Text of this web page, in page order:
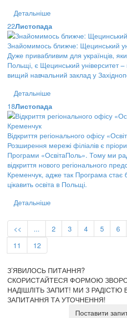
Детальніше
22Листопада
Знайомимось ближче: Щецинський
Дуже привабливим для українців,
Польщі, є Щецинський університет
вищий навчальний заклад у
Детальніше
18Листопада
Відкриття регіонального офісу
Розширення мережі філіалів є
Програми «ОсвітаПоль». Тому ми
відкриття нового регіонального
Кременчук, адже так Програма стає
цікавить освіта в Польщі.
Детальніше
<< ... 2 3 4 5 6
11
12
З’ЯВИЛОСЬ ПИТАННЯ?
СКОРИСТАЙТЕСЯ ФОРМОЮ
НАДІШЛІТЬ ЗАПИТ! МИ З РАДІСТЮ
ЗАПИТАННЯ ТА УТОЧНЕННЯ!
Поставити